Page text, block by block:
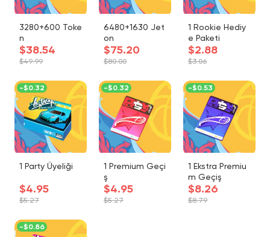
3280+600 Toke
n
$38.54
$49.99
6480+1630 Jet
on
$75.20
$80.00
1 Rookie Hediy
e Paketi
$2.88
$3.06
1 Party Üyeliği
$4.95
$5.27
-$0.32
1 Premium Geçi
ş
$4.95
$5.27
-$0.32
1 Ekstra Premiu
m Geçiş
$8.26
$8.79
-$0.53
-$0.86